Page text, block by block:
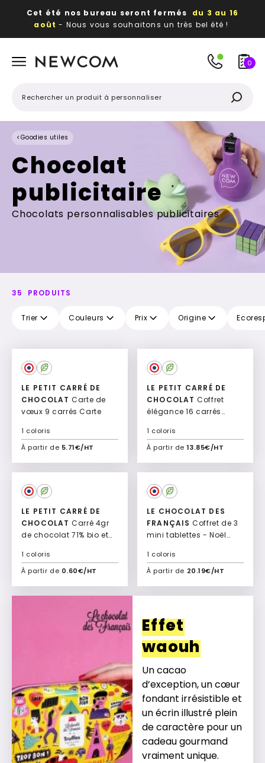
Cet été nos bureau seront fermés du 3 au 16
août - Nous vous souhaitons un très bel été !
publicitaires
0
< Goodies utiles
Chocolat
publicitaire
Chocolats personnalisables publicitaires
35 PRODUITS
Trier Couleurs Prix Origine
LE PETIT CARRÉ DE
CHOCOLAT Carte de
vœux 9 carrés Carte
À partir de 5.71€/HT
1 coloris
Ajouter à mon devis
LE PETIT CARRÉ DE
CHOCOLAT Coffret
élégance 16 carrés
À partir de 13.85€/HT
1 coloris
Ajouter à mon devis
LE PETIT CARRÉ DE
CHOCOLAT Carré 4gr
de chocolat 71% bio et
À partir de 0.60€/HT
1 coloris
Ajouter à mon devis
LE CHOCOLAT DES
FRANÇAIS Coffret de 3
mini tablettes - Noël
À partir de 20.19€/HT
1 coloris
Ajouter à mon devis
Effet
waouh
Un cacao
d’exception, un cœur
fondant irrésistible et
un écrin illustré plein
de caractère pour un
cadeau gourmand
vraiment unique.